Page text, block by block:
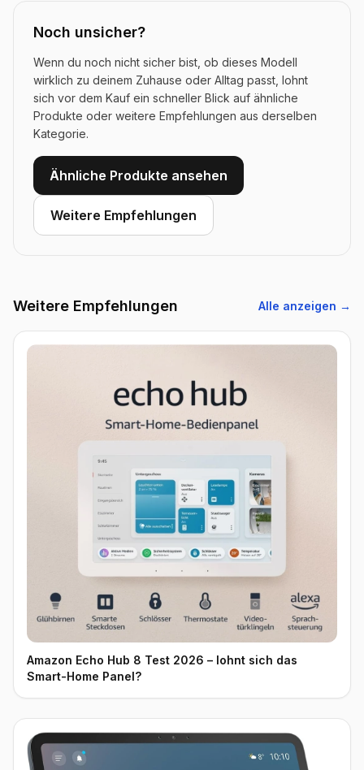
Noch unsicher?
Wenn du noch nicht sicher bist, ob dieses Modell
wirklich zu deinem Zuhause oder Alltag passt, lohnt
sich vor dem Kauf ein schneller Blick auf ähnliche
Produkte oder weitere Empfehlungen aus derselben
Kategorie.
Ähnliche Produkte ansehen
Weitere Empfehlungen
Weitere Empfehlungen Alle anzeigen →
Amazon Echo Hub 8 Test 2026 – lohnt sich das
Smart-Home Panel?